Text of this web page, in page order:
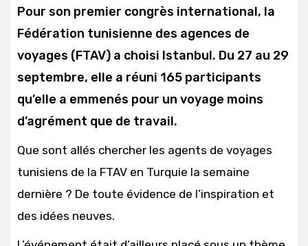
Pour son premier congrès international, la
Fédération tunisienne des agences de
voyages (FTAV) a choisi Istanbul. Du 27 au 29
septembre, elle a réuni 165 participants
qu’elle a emmenés pour un voyage moins
d’agrément que de travail.
Que sont allés chercher les agents de voyages
tunisiens de la FTAV en Turquie la semaine
dernière ? De toute évidence de l’inspiration et
des idées neuves.